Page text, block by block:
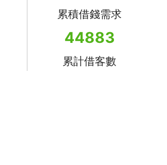
累積借錢需求
44883
累計借客數